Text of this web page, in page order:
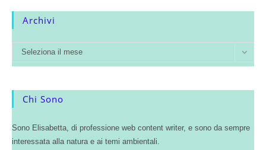
Archivi
Seleziona il mese
Chi Sono
Sono Elisabetta, di professione web content writer, e sono da sempre
interessata alla natura e ai temi ambientali.